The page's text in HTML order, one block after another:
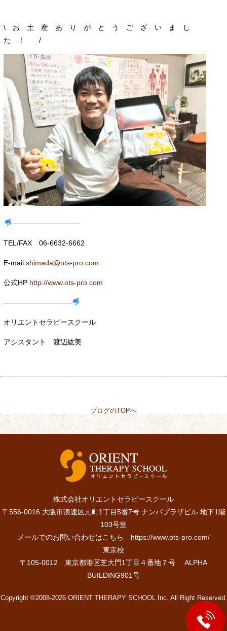
\ お 土 産 あ り が と う ご ざ い ま し
た ！ /
—————————–
TEL/FAX 06-6632-6662
E-mail shimada@ots-pro.com
公式HP http://www.ots-pro.com
—————————–
オリエントセラピースクール
アシスタント 渡辺紘美
ブログのTOPへ
株式会社オリエントセラピースクール
〒556-0016 大阪市浪速区元町1丁目5番7号 ナンバプラザビル 地下1階
103号室
メールでのお問い合わせはこちら
https://www.ots-pro.com/
東京校
〒105-0012 東京都港区芝大門1丁目４番地７号 ALPHA
BUILDING901号
Copyright ©2008-2026 ORIENT THERAPY SCHOOL Inc. All Right Reserved.